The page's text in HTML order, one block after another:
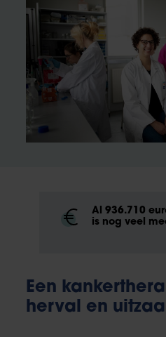
Al 936.710
is nog veel
Een
herval en